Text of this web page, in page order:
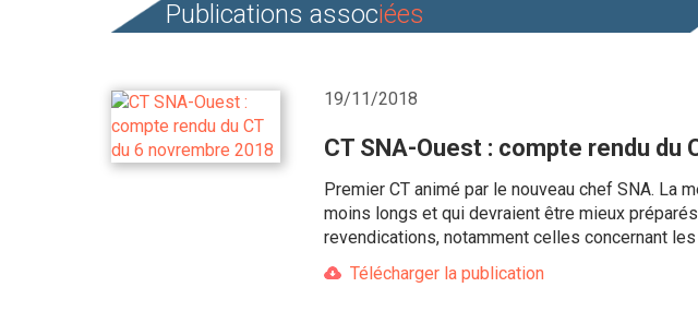
Publications associées
19/11/2018
CT SNA-Ouest : compte rendu du
Premier CT animé par le nouveau chef SNA.
moins longs et qui devraient être mieux
revendications, notamment celles concernant
Télécharger la publication